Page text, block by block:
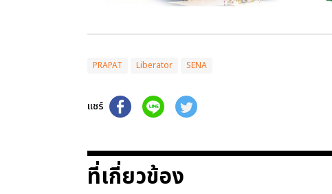
PRAPAT Liberator SENA
แชร์
ที่เกี่ยวข้อง